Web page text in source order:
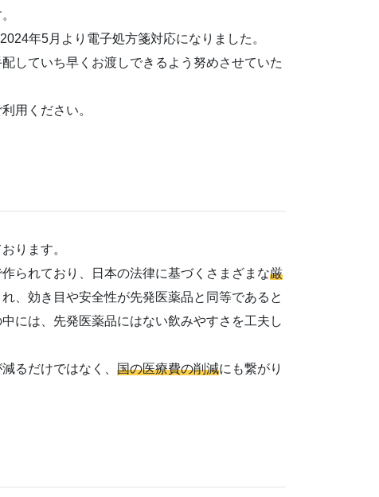
年5月より電子処方箋対応になりました。
していち早くお渡しできるよう努めさせていた
用ください。
ります。
られており、日本の法律に基づくさまざまな厳
、効き目や安全性が先発医薬品と同等であると
には、先発医薬品にはない飲みやすさを工夫し
るだけではなく、 国の医療費の削減にも繋がり